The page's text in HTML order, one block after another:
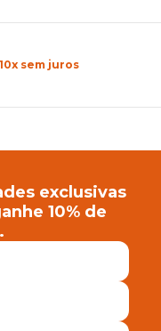
Grátis Brasil
exclusivas
10% de